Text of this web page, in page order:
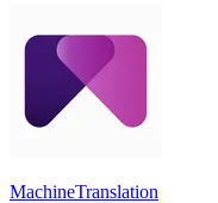
MachineTranslation